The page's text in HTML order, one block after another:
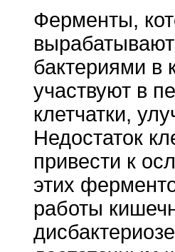
Ферменты,
бактериями в
участвуют в
клетчатки,
Недостаток
привести к
этих
работы